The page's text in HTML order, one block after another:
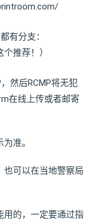
有分支：
推荐！）
然后RCMP将无犯
在线上传或者邮寄
准。
也可以在当地警察局
用的，一定要通过指